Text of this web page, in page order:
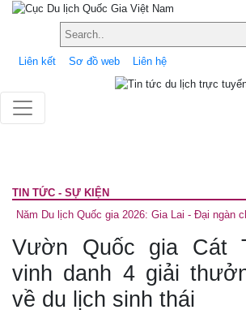
Liên kết Sơ đồ web Liên hệ
TIN TỨC - SỰ KIỆN
Năm Du lịch Quốc gia 2026: Gia Lai - Đại ngàn
Vườn Quốc gia Cát
vinh danh 4 giải
về du lịch sinh thái